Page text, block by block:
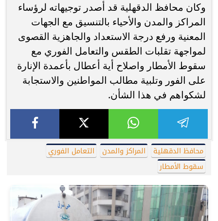
وكان محافظ الدقهلية قد أصدر توجيهاته لرؤساء
المراكز والمدن والأحياء بالتنسيق مع الجهات
المعنية ورفع درجة الاستعداد والجاهزية القصوى
لمواجهة تقلبات الطقس والتعامل الفوري مع
سقوط الأمطار واصلاح أية أعطال بأعمدة الإنارة
على الفور وتلبية مطالب المواطنين والاستجابة
لشكواهم في هذا الشأن.
محافظ الدقهلية المراكز والمدن
التعامل الفوري
سقوط الأمطار